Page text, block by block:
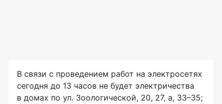
В связи с проведением работ на электросетях
сегодня до 13 часов не будет электричества
в домах по ул. Зоологической, 20, 27, а, 33–35;